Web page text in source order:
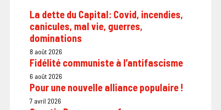
La dette du Capital: Covid, incendies,
canicules, mal vie, guerres,
dominations
8 août 2026
Fidélité communiste à l’antifascisme
6 août 2026
Pour une nouvelle alliance populaire !
7 avril 2026